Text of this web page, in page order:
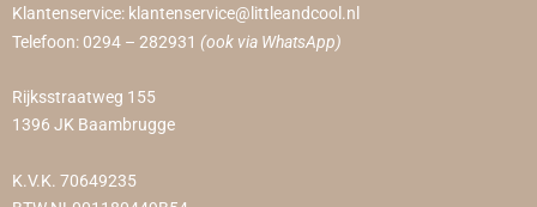
Klantenservice: klantenservice@littleandcool.nl
Telefoon: 0294 – 282931 (ook via WhatsApp)
Rijksstraatweg 155
1396 JK Baambrugge
K.V.K. 70649235